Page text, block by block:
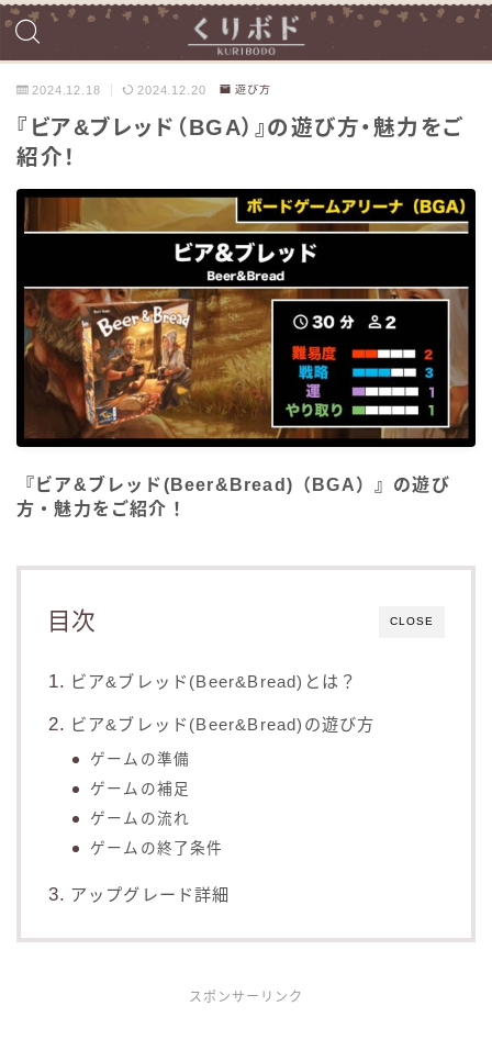
2024.12.18 2024.12.20 遊び方
『ビア&ブレッド（BGA）』の遊び方・魅力をご
紹介！
『ビア&ブレッド(Beer&Bread)（BGA）』の遊び
方・魅力をご紹介！
CLOSE
目次
ビア&ブレッド(Beer&Bread)とは？
ビア&ブレッド(Beer&Bread)の遊び方
ゲームの準備
ゲームの補足
ゲームの流れ
ゲームの終了条件
アップグレード詳細
スポンサーリンク